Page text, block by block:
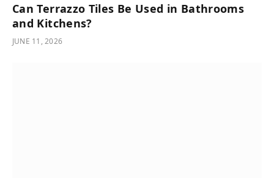
Can Terrazzo Tiles Be Used in Bathrooms
and Kitchens?
JUNE 11, 2026